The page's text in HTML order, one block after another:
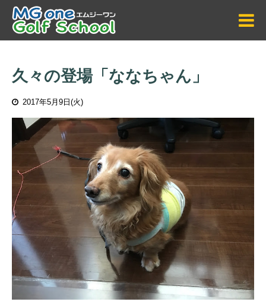
久々の登場「ななちゃん」
2017年5月9日(火)